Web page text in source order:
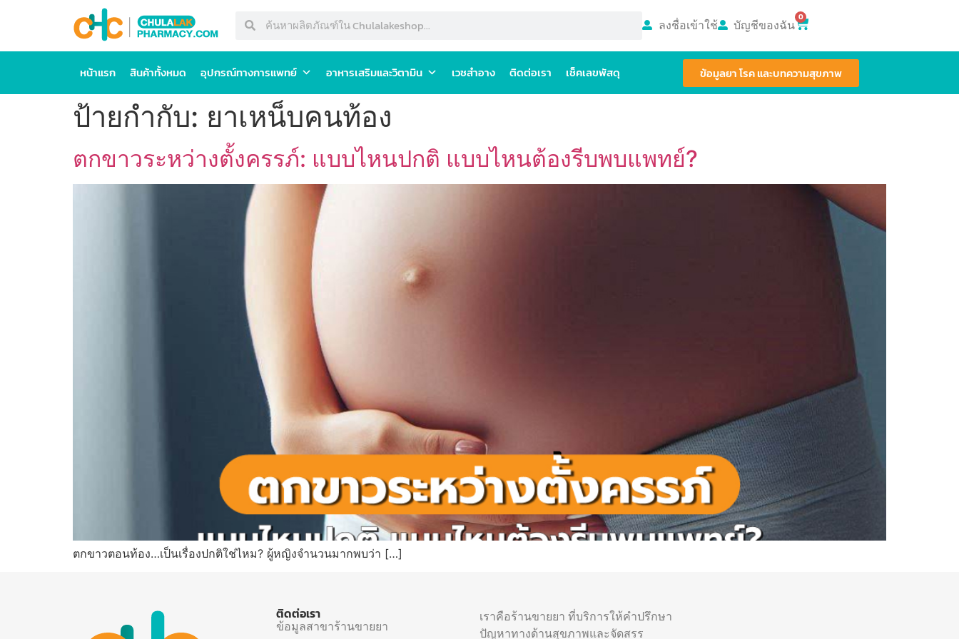
ลงชื่อเข้าใช้ บัญชีของฉัน 0
หน้าแรก สินค้าทั้งหมด อุปกรณ์ทางการแพทย์ อาหารเสริมและวิตามิน เวชสำอาง ติดต่อเรา เช็คเลขพัสดุ ข้อมูลยา โรค และบทความสุขภาพ
ป้ายกำกับ: ยาเหน็บคนท้อง
ตกขาวระหว่างตั้งครรภ์: แบบไหนปกติ แบบไหนต้องรีบพบแพทย์?
ตกขาวตอนท้อง…เป็นเรื่องปกติใช่ไหม? ผู้หญิงจำนวนมากพบว่า […]
ติดต่อเรา
ข้อมูลสาขาร้านขายยา
เราคือร้านขายยา ที่บริการให้คำปรึกษา
ปัญหาทางด้านสุขภาพและจัดสรร